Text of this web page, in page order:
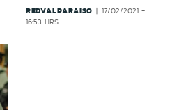
REDVALPARAISO
17/02/2021 -
16:53 HRS